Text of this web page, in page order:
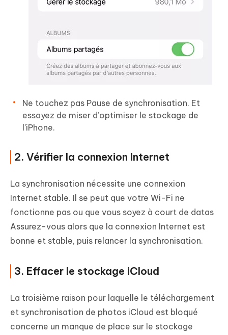
Ne touchez pas Pause de synchronisation. Et
essayez de miser d’optimiser le stockage de
l'iPhone.
2. Vérifier la connexion Internet
La synchronisation nécessite une connexion
Internet stable. Il se peut que votre Wi-Fi ne
fonctionne pas ou que vous soyez à court de datas
Assurez-vous alors que la connexion Internet est
bonne et stable, puis relancer la synchronisation.
3. Effacer le stockage iCloud
La troisième raison pour laquelle le téléchargement
et synchronisation de photos iCloud est bloqué
concerne un manque de place sur le stockage